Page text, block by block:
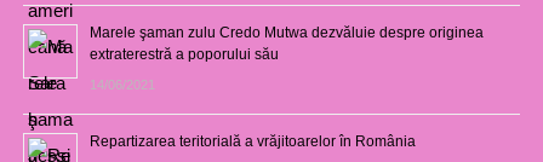
Marele şaman zulu Credo Mutwa dezvăluie despre originea
extraterestră a poporului său
14/06/2021
Repartizarea teritorială a vrăjitoarelor în România